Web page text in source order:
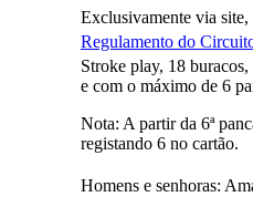
Exclusivamente via site,
Regulamento do
Stroke play, 18
e com o máximo de 6
Nota: A partir da 6ª
registando 6 no cartão.
Homens e senhoras: